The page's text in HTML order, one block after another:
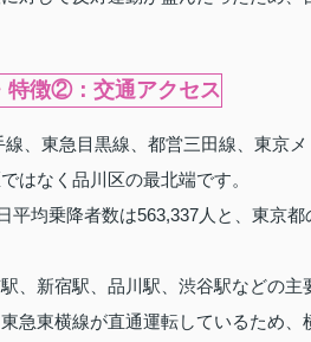
特徴②：交通アクセス
、東急目黒線、都営三田線、東京
はなく品川区の最北端です。
平均乗降者数は563,337人と、東京
、新宿駅、品川駅、渋谷駅などの主
急東横線が直通運転しているため、